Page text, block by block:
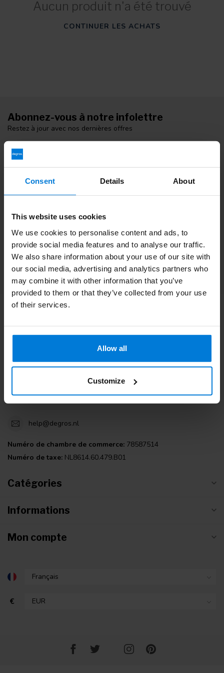
Consent Details About
This website uses cookies
We use cookies to personalise content and ads, to
provide social media features and to analyse our traffic.
We also share information about your use of our site with
our social media, advertising and analytics partners who
may combine it with other information that you’ve
provided to them or that they’ve collected from your use
of their services.
Allow all
Customize
Aucun produit n'a été trouvé
CONTINUER LES ACHATS
Informations additionnelles
Service à la clientèle
Consultez nos blogs
Abonnez-vous à notre infolettre
Restez à jour avec nos dernières offres
the Netherlands
+31 (0)30 203 59 02
help@degros.nl
Numéro de chambre de commerce: 78587514
Numéro de taxe: NL8614.60.479.B01
Catégories
Informations
Mon compte
€